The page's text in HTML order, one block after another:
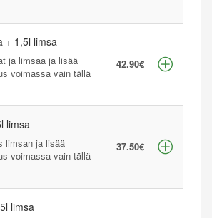
+ 1,5l limsa
ja limsaa ja lisää
voimassa vain tällä
42.90€
limsa
limsan ja lisää
voimassa vain tällä
37.50€
limsa